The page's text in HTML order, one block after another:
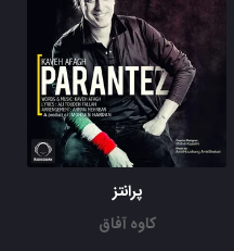
پرانتز
کاوه آفاق